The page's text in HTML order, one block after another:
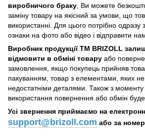
виробничого браку , Ви можете
заміну товару на якісний за умови, що
використанні. Для цього потрібно одразу
ознаки на фото або відео і відправити
Виробник продукції ТМ BRIZOLL
відмовити в обміні товару або
замовлення, якщо покупець прийняв
пакуванням, товар з елементами, яких
недостатніми деталями. Також з
використання повернення або обмін
Усі звернення приймаємо на
support@brizoll.com або за